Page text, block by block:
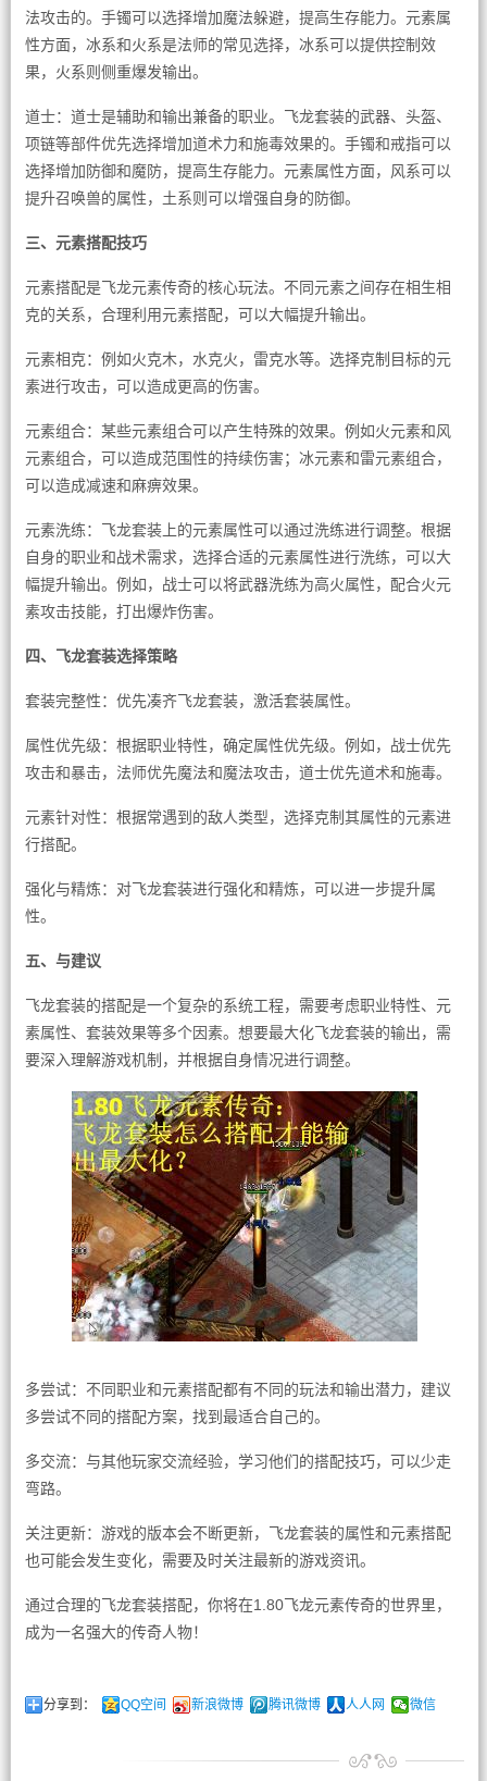
法攻击的。手镯可以选择增加魔法躲避，提高生存能力。元素属
性方面，冰系和火系是法师的常见选择，冰系可以提供控制效
果，火系则侧重爆发输出。
道士：道士是辅助和输出兼备的职业。飞龙套装的武器、头盔、
项链等部件优先选择增加道术力和施毒效果的。手镯和戒指可以
选择增加防御和魔防，提高生存能力。元素属性方面，风系可以
提升召唤兽的属性，土系则可以增强自身的防御。
三、元素搭配技巧
元素搭配是飞龙元素传奇的核心玩法。不同元素之间存在相生相
克的关系，合理利用元素搭配，可以大幅提升输出。
元素相克：例如火克木，水克火，雷克水等。选择克制目标的元
素进行攻击，可以造成更高的伤害。
元素组合：某些元素组合可以产生特殊的效果。例如火元素和风
元素组合，可以造成范围性的持续伤害；冰元素和雷元素组合，
可以造成减速和麻痹效果。
元素洗练：飞龙套装上的元素属性可以通过洗练进行调整。根据
自身的职业和战术需求，选择合适的元素属性进行洗练，可以大
幅提升输出。例如，战士可以将武器洗练为高火属性，配合火元
素攻击技能，打出爆炸伤害。
四、飞龙套装选择策略
套装完整性：优先凑齐飞龙套装，激活套装属性。
属性优先级：根据职业特性，确定属性优先级。例如，战士优先
攻击和暴击，法师优先魔法和魔法攻击，道士优先道术和施毒。
元素针对性：根据常遇到的敌人类型，选择克制其属性的元素进
行搭配。
强化与精炼：对飞龙套装进行强化和精炼，可以进一步提升属
性。
五、与建议
飞龙套装的搭配是一个复杂的系统工程，需要考虑职业特性、元
素属性、套装效果等多个因素。想要最大化飞龙套装的输出，需
要深入理解游戏机制，并根据自身情况进行调整。
多尝试：不同职业和元素搭配都有不同的玩法和输出潜力，建议
多尝试不同的搭配方案，找到最适合自己的。
多交流：与其他玩家交流经验，学习他们的搭配技巧，可以少走
弯路。
关注更新：游戏的版本会不断更新，飞龙套装的属性和元素搭配
也可能会发生变化，需要及时关注最新的游戏资讯。
通过合理的飞龙套装搭配，你将在1.80飞龙元素传奇的世界里，
成为一名强大的传奇人物！
分享到： QQ空间 新浪微博 腾讯微博 人人网 微信